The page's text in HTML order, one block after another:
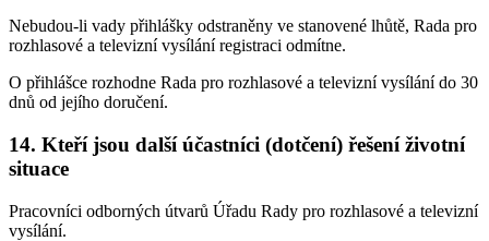
Nebudou-li vady přihlášky odstraněny ve stanovené lhůtě, Rada pro
rozhlasové a televizní vysílání registraci odmítne.
O přihlášce rozhodne Rada pro rozhlasové a televizní vysílání do 30
dnů od jejího doručení.
14. Kteří jsou další účastníci (dotčení) řešení životní
situace
Pracovníci odborných útvarů Úřadu Rady pro rozhlasové a televizní
vysílání.